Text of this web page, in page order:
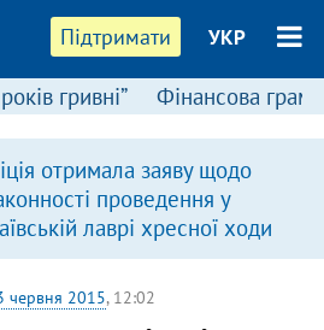
Підтримати УКР
гривні” Фінансова
отримала заяву щодо
проведення у
лаврі хресної ходи
червня 2015, 12:02